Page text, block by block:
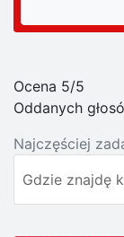
Ocena 5/5
Oddanych
Najczęściej
Gdzie znajdę